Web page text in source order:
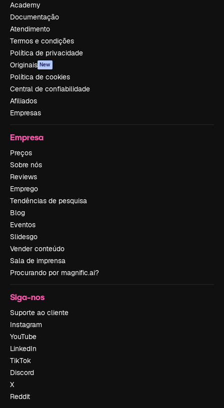
Academy
Documentação
Atendimento
Termos e condições
Política de privacidade
Originais New
Política de cookies
Central de confiabilidade
Afiliados
Empresas
Empresa
Preços
Sobre nós
Reviews
Emprego
Tendências de pesquisa
Blog
Eventos
Slidesgo
Vender conteúdo
Sala de imprensa
Procurando por magnific.ai?
Siga-nos
Suporte ao cliente
Instagram
YouTube
LinkedIn
TikTok
Discord
X
Reddit